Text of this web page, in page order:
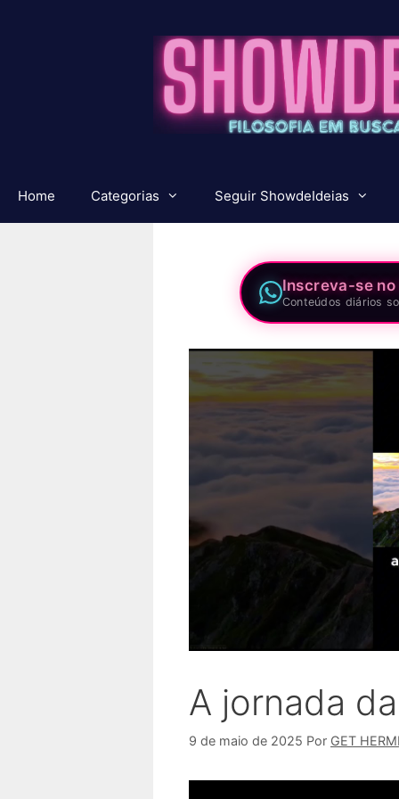
Home Categorias Seguir ShowdeIdeias
Inscreva-se no
Conteúdos diários
A jornada
9 de maio de 2025 Por GET